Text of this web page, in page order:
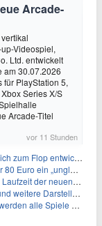
Arcade-
Videospiel,
Ltd. entwickelt
am 30.07.2026
für PlayStation 5,
Series X/S
Arcade-Titel
vor 11 Stunden
zum Flop entwickeln
Schnäppchen“
Gameplay-Präsentation
sollen feststehen
alle Spiele gestreamt